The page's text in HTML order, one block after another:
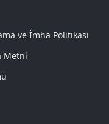
ve İmha Politikası
Metni